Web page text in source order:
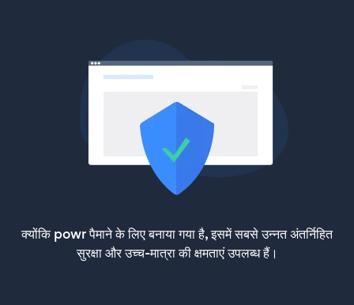
क्योंकि powr पैमाने के लिए बनाया गया है, इसमें सबसे उन्नत अंतर्निहित
सुरक्षा और उच्च-मात्रा की क्षमताएं उपलब्ध हैं।